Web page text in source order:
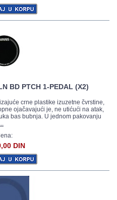
BD PTCH 1-PEDAL (X2)
crne plastike izuzetne čvrstine,
ojačavajući je, ne utićući na atak,
bas bubnja. U jednom pakovanju
DIN